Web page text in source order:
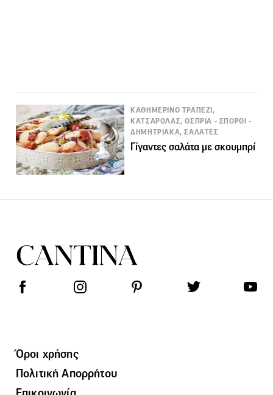
ΚΑΘΗΜΕΡΙΝΟ ΤΡΑΠΕΖΙ,
ΚΑΤΣΑΡΟΛΑΣ, ΟΣΠΡΙΑ - ΣΠΟΡΟΙ -
ΔΗΜΗΤΡΙΑΚΑ, ΣΑΛΑΤΕΣ
Γίγαντες σαλάτα με σκουμπρί
Όροι χρήσης
Πολιτική Απορρήτου